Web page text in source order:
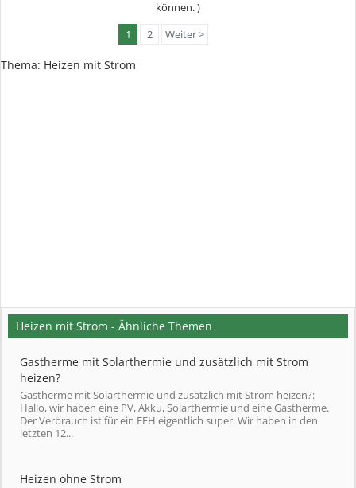
können. )
1
2 Weiter >
Thema: Heizen mit Strom
Heizen mit Strom - Ähnliche Themen
Gastherme mit Solarthermie und zusätzlich mit Strom
heizen?
Gastherme mit Solarthermie und zusätzlich mit Strom heizen?:
Hallo, wir haben eine PV, Akku, Solarthermie und eine Gastherme.
Der Verbrauch ist für ein EFH eigentlich super. Wir haben in den
letzten 12...
Heizen ohne Strom